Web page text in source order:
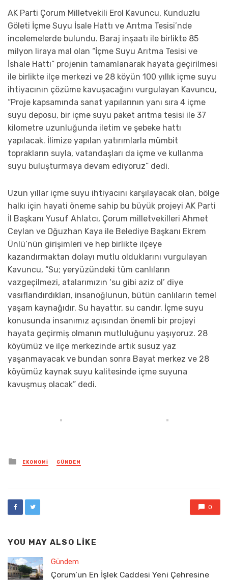
AK Parti Çorum Milletvekili Erol Kavuncu, Kunduzlu
Göleti İçme Suyu İsale Hattı ve Arıtma Tesisi’nde
incelemelerde bulundu. Baraj inşaatı ile birlikte 85
milyon liraya mal olan “İçme Suyu Arıtma Tesisi ve
İshale Hattı” projenin tamamlanarak hayata geçirilmesi
ile birlikte ilçe merkezi ve 28 köyün 100 yıllık içme suyu
ihtiyacının çözüme kavuşacağını vurgulayan Kavuncu,
“Proje kapsamında sanat yapılarının yanı sıra 4 içme
suyu deposu, bir içme suyu paket arıtma tesisi ile 37
kilometre uzunluğunda iletim ve şebeke hattı
yapılacak. İlimize yapılan yatırımlarla mümbit
toprakların suyla, vatandaşları da içme ve kullanma
suyu buluşturmaya devam ediyoruz” dedi.
Uzun yıllar içme suyu ihtiyacını karşılayacak olan, bölge
halkı için hayati öneme sahip bu büyük projeyi AK Parti
İl Başkanı Yusuf Ahlatcı, Çorum milletvekilleri Ahmet
Ceylan ve Oğuzhan Kaya ile Belediye Başkanı Ekrem
Ünlü’nün girişimleri ve hep birlikte ilçeye
kazandırmaktan dolayı mutlu olduklarını vurgulayan
Kavuncu, “Su; yeryüzündeki tüm canlıların
vazgeçilmezi, atalarımızın ‘su gibi aziz ol’ diye
vasıflandırdıkları, insanoğlunun, bütün canlıların temel
yaşam kaynağıdır. Su hayattır, su candır. İçme suyu
konusunda insanımız açısından önemli bir projeyi
hayata geçirmiş olmanın mutluluğunu yaşıyoruz. 28
köyümüz ve ilçe merkezinde artık susuz yaz
yaşanmayacak ve bundan sonra Bayat merkez ve 28
köyümüz kaynak suyu kalitesinde içme suyuna
kavuşmuş olacak” dedi.
Posted
in
EKONOMI GÜNDEM
0
YOU MAY ALSO LIKE
Gündem
Çorum’un En İşlek Caddesi Yeni Çehresine